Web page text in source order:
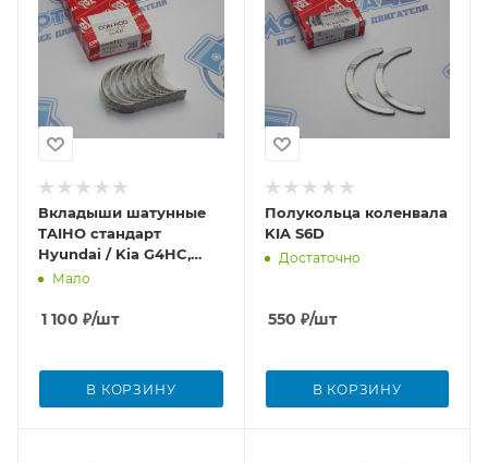
Вкладыши шатунные
TAIHO стандарт
Hyundai / Kia G4HC,
G4HD
Мало
1 100 ₽/шт
В КОРЗИНУ
Полукольца коленвала
KIA S6D
Достаточно
550 ₽/шт
В КОРЗИНУ